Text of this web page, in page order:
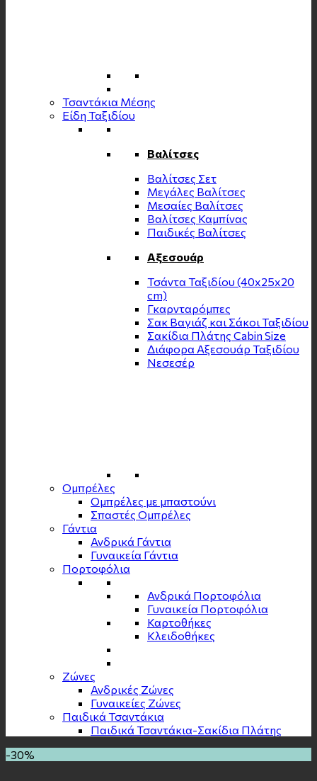
Τσαντάκια Μέσης
Είδη Ταξιδίου
Βαλίτσες
Βαλίτσες Σετ
Μεγάλες Βαλίτσες
Μεσαίες Βαλίτσες
Βαλίτσες Καμπίνας
Παιδικές Βαλίτσες
Αξεσουάρ
Τσάντα Ταξιδίου (40x25x20
cm)
Γκαρνταρόμπες
Σακ Βαγιάζ και Σάκοι Ταξιδίου
Σακίδια Πλάτης Cabin Size
Διάφορα Αξεσουάρ Ταξιδίου
Νεσεσέρ
Ομπρέλες
Ομπρέλες με μπαστούνι
Σπαστές Ομπρέλες
Γάντια
Ανδρικά Γάντια
Γυναικεία Γάντια
Πορτοφόλια
Ανδρικά Πορτοφόλια
Γυναικεία Πορτοφόλια
Καρτοθήκες
Κλειδοθήκες
Zώνες
Ανδρικές Ζώνες
Γυναικείες Ζώνες
Παιδικά Τσαντάκια
Παιδικά Τσαντάκια-Σακίδια Πλάτης
-30%